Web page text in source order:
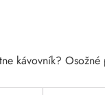
kávovník? Osožné